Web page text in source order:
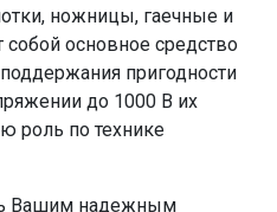
ножницы, гаечные и
основное средство
пригодности
до 1000 В их
роль по технике
Вашим надежным